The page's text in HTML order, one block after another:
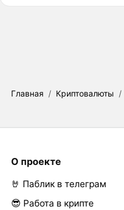
Главная / Криптовалюты /
О проекте
🤘 Паблик в телеграм
😎 Работа в крипте